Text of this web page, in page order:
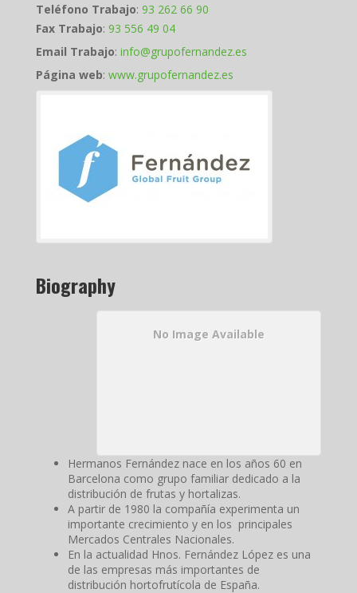
Teléfono Trabajo: 93 262 66 90
Fax Trabajo: 93 556 49 04
Email Trabajo: info@grupofernandez.es
Página web: www.grupofernandez.es
Biography
No Image Available
Hermanos Fernández nace en los años 60 en
Barcelona como grupo familiar dedicado a la
distribución de frutas y hortalizas.
A partir de 1980 la compañía experimenta un
importante crecimiento y en los principales
Mercados Centrales Nacionales.
En la actualidad Hnos. Fernández López es una
de las empresas más importantes de
distribución hortofrutícola de España.